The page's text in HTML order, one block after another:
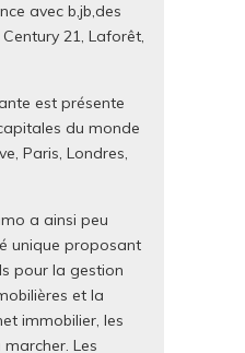
avec b,jb,des
21, Laforêt,
est présente
du monde
Paris, Londres,
a ainsi peu
unique proposant
pour la gestion
et la
immobilier, les
Les